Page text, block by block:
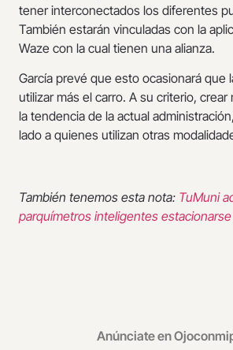
tener interconectados los diferentes
También estarán vinculadas con la
Waze con la cual tienen una alianza.
García prevé que esto ocasionará que
utilizar más el carro. A su criterio,
la tendencia de la actual
lado a quienes utilizan otras
También tenemos esta nota: TuMuni
parquímetros inteligentes
Anúnciate en